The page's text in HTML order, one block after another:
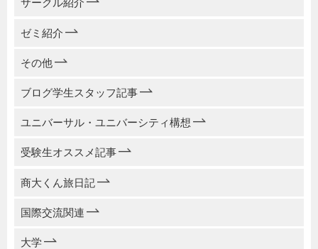
サークル紹介
ゼミ紹介
その他
ブログ学生スタッフ記事
ユニバーサル・ユニバーシティ構想
受験生オススメ記事
商大くん旅日記
国際交流関連
大学